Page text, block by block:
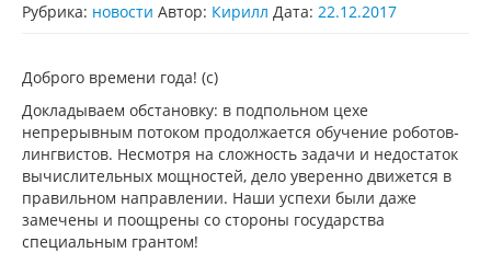
Рубрика: новости Автор: Кирилл Дата: 22.12.2017
Доброго времени года! (с)
Докладываем обстановку: в подпольном цехе
непрерывным потоком продолжается обучение роботов-
лингвистов. Несмотря на сложность задачи и недостаток
вычислительных мощностей, дело уверенно движется в
правильном направлении. Наши успехи были даже
замечены и поощрены со стороны государства
специальным грантом!